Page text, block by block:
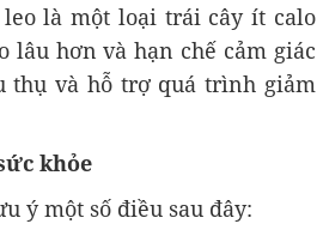
leo là một loại trái cây ít calo
lâu hơn và hạn chế cảm giác
thụ và hỗ trợ quá trình giảm
khỏe
ý một số điều sau đây: